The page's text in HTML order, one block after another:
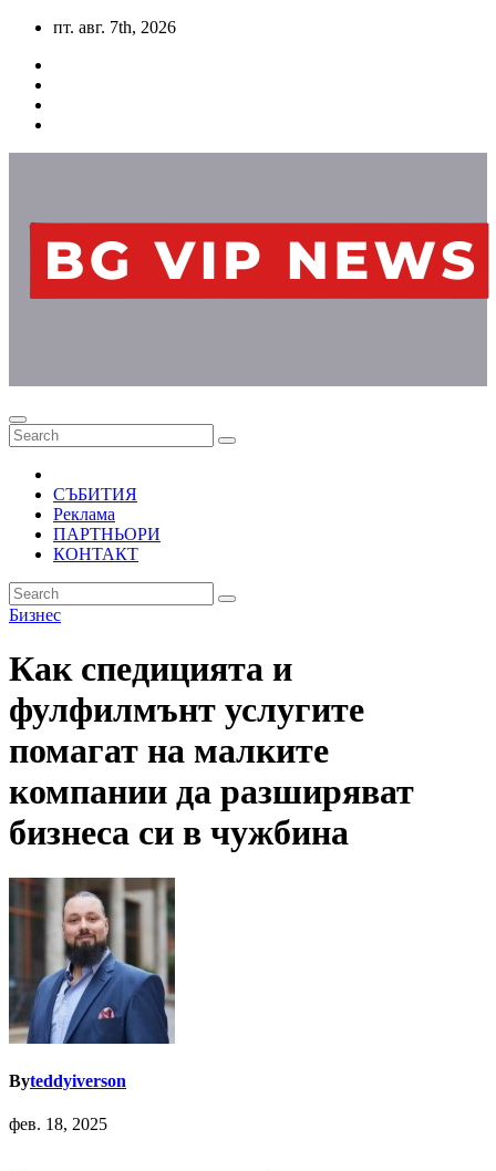
Skip
content
пт. авг. 7th, 2026
СЪБИТИЯ
Реклама
ПАРТНЬОРИ
КОНТАКТ
Бизнес
Как спедицията и
фулфилмънт услугите
помагат на малките
компании да разширяват
бизнеса си в чужбина
Byteddyiverson
фев. 18, 2025